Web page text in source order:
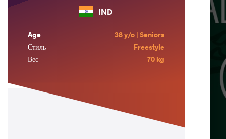
IND
Age
38 y/o | Seniors
Стиль
Freestyle
Вес
70 kg